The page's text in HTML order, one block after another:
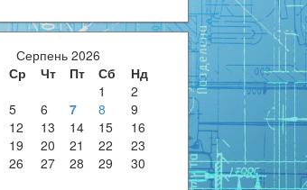
Серпень 2026
Ср Чт Пт Сб
Нд
1
2
5 6 7 8
9
12 13 14 15
16
19 20 21 22
23
26 27 28 29
30